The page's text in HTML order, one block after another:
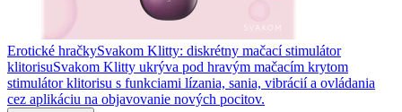
Erotické hračkySvakom Klitty: diskrétny mačací stimulátor
klitorisuSvakom Klitty ukrýva pod hravým mačacím krytom
stimulátor klitorisu s funkciami lízania, sania, vibrácií a ovládania
cez aplikáciu na objavovanie nových pocitov.